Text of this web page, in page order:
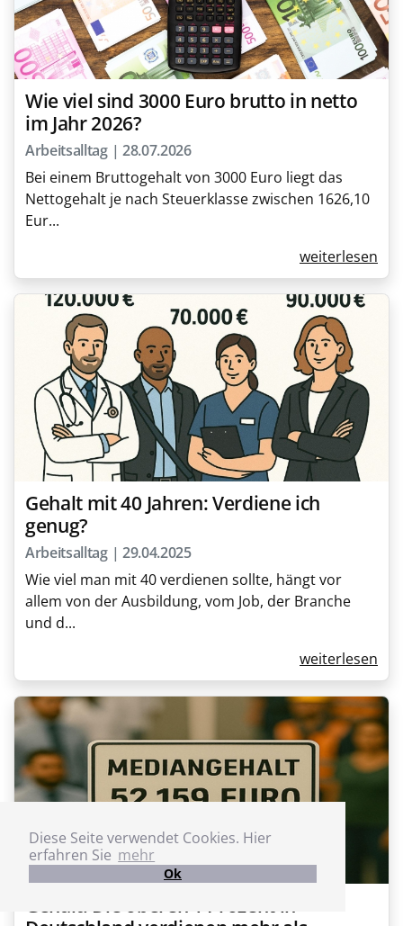
Diese Seite verwendet Cookies. Hier
erfahren Sie mehr
Ok
Wie viel sind 3000 Euro brutto in netto
im Jahr 2026?
Arbeitsalltag | 28.07.2026
Bei einem Bruttogehalt von 3000 Euro liegt das
Nettogehalt je nach Steuerklasse zwischen 1626,10
Eur...
weiterlesen
Gehalt mit 40 Jahren: Verdiene ich
genug?
Arbeitsalltag | 29.04.2025
Wie viel man mit 40 verdienen sollte, hängt vor
allem von der Ausbildung, vom Job, der Branche
und d...
weiterlesen
Gehalt: Die oberen 1 Prozent in